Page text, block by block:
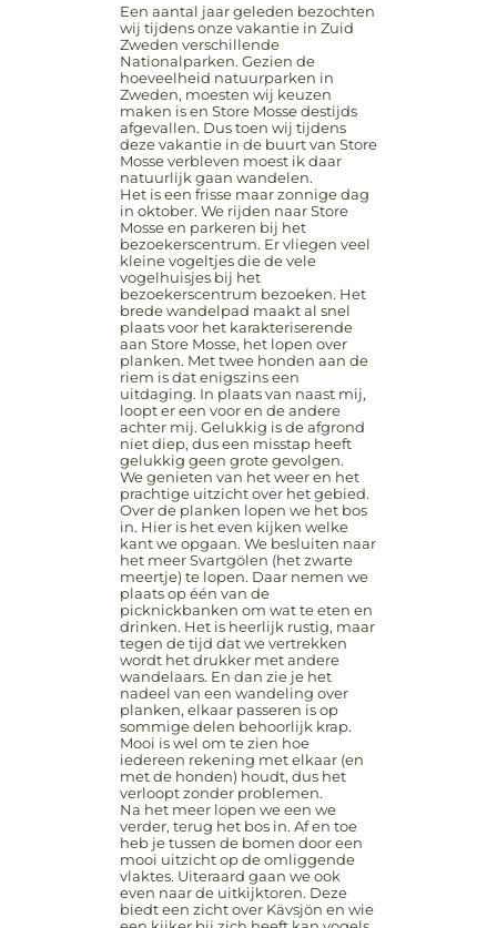
Een aantal jaar geleden bezochten
wij tijdens onze vakantie in Zuid
Zweden verschillende
Nationalparken. Gezien de
hoeveelheid natuurparken in
Zweden, moesten wij keuzen
maken is en Store Mosse destijds
afgevallen. Dus toen wij tijdens
deze vakantie in de buurt van Store
Mosse verbleven moest ik daar
natuurlijk gaan wandelen.
Het is een frisse maar zonnige dag
in oktober. We rijden naar Store
Mosse en parkeren bij het
bezoekerscentrum. Er vliegen veel
kleine vogeltjes die de vele
vogelhuisjes bij het
bezoekerscentrum bezoeken. Het
brede wandelpad maakt al snel
plaats voor het karakteriserende
aan Store Mosse, het lopen over
planken. Met twee honden aan de
riem is dat enigszins een
uitdaging. In plaats van naast mij,
loopt er een voor en de andere
achter mij. Gelukkig is de afgrond
niet diep, dus een misstap heeft
gelukkig geen grote gevolgen.
We genieten van het weer en het
prachtige uitzicht over het gebied.
Over de planken lopen we het bos
in. Hier is het even kijken welke
kant we opgaan. We besluiten naar
het meer Svartgölen (het zwarte
meertje) te lopen. Daar nemen we
plaats op één van de
picknickbanken om wat te eten en
drinken. Het is heerlijk rustig, maar
tegen de tijd dat we vertrekken
wordt het drukker met andere
wandelaars. En dan zie je het
nadeel van een wandeling over
planken, elkaar passeren is op
sommige delen behoorlijk krap.
Mooi is wel om te zien hoe
iedereen rekening met elkaar (en
met de honden) houdt, dus het
verloopt zonder problemen.
Na het meer lopen we een we
verder, terug het bos in. Af en toe
heb je tussen de bomen door een
mooi uitzicht op de omliggende
vlaktes. Uiteraard gaan we ook
even naar de uitkijktoren. Deze
biedt een zicht over Kävsjön en wie